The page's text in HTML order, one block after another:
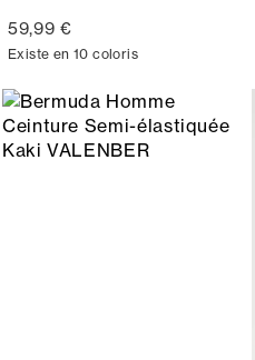
59,99 €
Existe en 10 coloris